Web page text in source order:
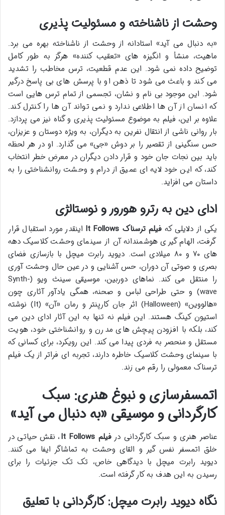
وحشت از ناشناخته و مسئولیت پذیری
«به دنبال می آید» استادانه از وحشت از ناشناخته بهره می برد.
ماهیت، منشأ و انگیزه های «تعقیب کننده» هرگز به طور کامل
توضیح داده نمی شود. این عدم قطعیت، ترس مخاطب را تشدید
می کند و باعث می شود تا ذهن او با پرسش های بی پاسخ درگیر
شود. این موجود بی نام و نشان، تجسمی از تمام ترس هایی است
که انسان از آن ها اطلاعی ندارد و نمی تواند آن ها را کنترل کند.
علاوه بر این، فیلم به موضوع مسئولیت پذیری و گناه نیز می پردازد.
بار روانی ناشی از انتقال نفرین به دیگران، به ویژه دوستان و عزیزان،
حس سنگینی از تقصیر را بر دوش «جی» می گذارد. او در هر لحظه
باید بین نجات جان خود و قرار دادن دیگران در معرض خطر انتخاب
کند، که این خود لایه ای عمیق از درام و وحشت روانشناختی را به
داستان می افزاید.
ادای دین به رترو هورور و نوستالژی
یکی از دلایلی کهفیلم ترسناک It Follows
اینقدر مورد استقبال قرار
گرفت، الهام گیری هوشمندانه آن از سینمای وحشت کلاسیک دهه
های ۷۰ و ۸۰ میلادی است. دیوید رابرت میچل با بازسازی فضای
بصری و صوتی آن دوران، حس آشنایی و در عین حال وحشت آوری
را منتقل می کند. نماهای دوربین، موسیقی سینث ویو (Synth-
wave) و حتی طراحی لباس و صحنه، همگی یادآور آثاری چون
«هالووین» (Halloween) اثر جان کارپنتر و رمان «آن» (It) نوشته
استیون کینگ هستند. این فیلم نه تنها به این آثار ادای دین می
کند، بلکه با افزودن پیچش های مدرن و روانشناختی خود، هویت
مستقل و منحصر به فردی پیدا می کند. این رویکرد، برای کسانی که
با سینمای وحشت کلاسیک خاطره دارند، تجربه ای فراتر از یک فیلم
ترسناک معمولی را رقم می زند.
اتمسفرسازی و نبوغ هنری: سبک
کارگردانی و موسیقی «به دنبال می آید»
عناصر هنری و سبک کارگردانی درفیلم It Follows
، نقش حیاتی در
خلق اتمسفر نفس گیر و القای وحشت به تماشاگر ایفا می کنند.
دیوید رابرت میچل با دیدگاهی خاص، تک تک جزئیات را برای
رسیدن به این هدف به کار گرفته است.
نگاه دیوید رابرت میچل: کارگردانی با تعلیق